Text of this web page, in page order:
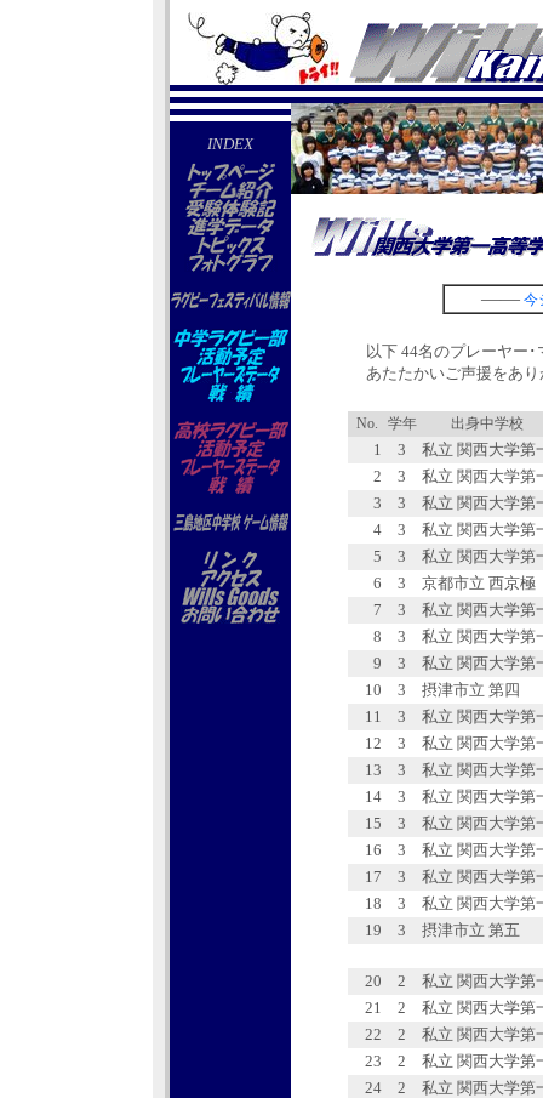
INDEX
―― 今
以下 44名のプレーヤー･
あたたかいご声援をあり
No. 学年 出身中学校
1 3
私立 関西大学第
2
3
私立 関西大学第
3
3
私立 関西大学第
4
3
私立 関西大学第
5
3
私立 関西大学第
6
3
京都市立 西京極
7
3
私立 関西大学第
8
3
私立 関西大学第
9
3
私立 関西大学第
10
3
摂津市立 第四
11
3
私立 関西大学第
12
3
私立 関西大学第
13
3
私立 関西大学第
14
3
私立 関西大学第
15
3
私立 関西大学第
16
3
私立 関西大学第
17
3
私立 関西大学第
18
3
私立 関西大学第
19
3 摂津市立 第五
20 2
私立 関西大学第
21
2
私立 関西大学第
22
2
私立 関西大学第
23
2
私立 関西大学第
24
2
私立 関西大学第